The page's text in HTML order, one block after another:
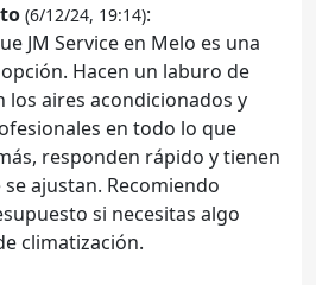
(6/12/24, 19:14):
JM Service en Melo es una
Hacen un laburo de
los aires acondicionados y
en todo lo que
responden rápido y tienen
ajustan. Recomiendo
si necesitas algo
climatización.